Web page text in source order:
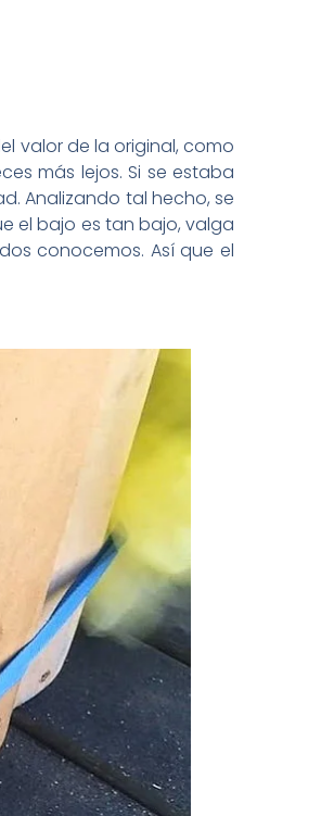
valor de la original, como
más lejos. Si se estaba
Analizando tal hecho, se
el bajo es tan bajo, valga
conocemos. Así que el